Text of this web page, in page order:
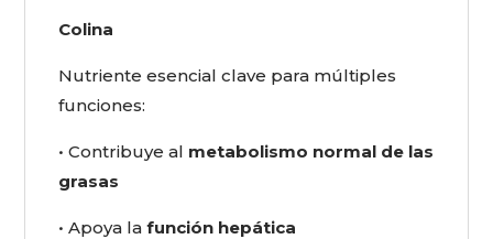
Colina
Nutriente esencial clave para múltiples
funciones:
• Contribuye al metabolismo normal de las
grasas
• Apoya lafunción hepática